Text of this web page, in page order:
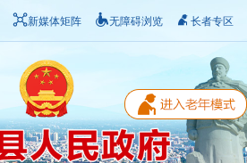
新媒体矩阵 无障碍浏览 长者专区